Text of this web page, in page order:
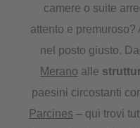
camere o suite
attento e
nel posto giusto.
Merano alle
paesini circostanti
Parcines – qui trovi